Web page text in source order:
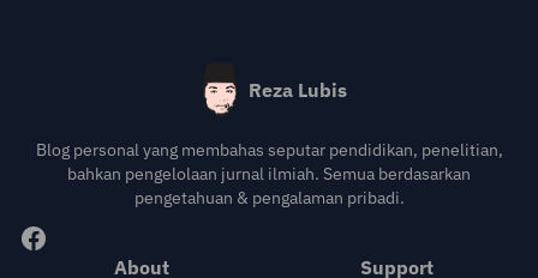
Reza Lubis
Blog personal yang membahas seputar pendidikan, penelitian,
bahkan pengelolaan jurnal ilmiah. Semua berdasarkan
pengetahuan & pengalaman pribadi.
About Support